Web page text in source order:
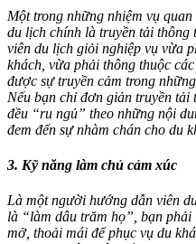
Một trong những nhiệm vụ
du lịch chính là truyền tải thông
viên du lịch giỏi nghiệp vụ vừa
khách, vừa phải thông thuộc
được sự truyền cảm trong
Nếu bạn chỉ đơn giản truyền tải
đều “ru ngủ” theo những nội
đem đến sự nhàm chán cho du
3. Kỹ năng làm chủ cảm xúc
Là một người hướng dẫn viên
là “làm dâu trăm họ”, bạn
mở, thoải mái để phục vụ du